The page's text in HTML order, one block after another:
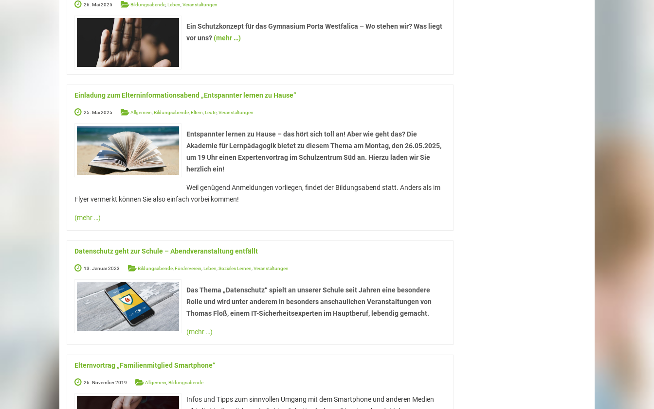
26. Mai 2025 Bildungsabende, Leben,Veranstaltungen
Ein Schutzkonzept für das Gymnasium Porta Westfalica – Wo stehen wir? Was liegt
vor uns?(mehr …)
Einladung zum Elterninformationsabend „Entspannter lernen zu Hause“
25. Mai 2025 Allgemein Bildungsabende Eltern Leute Veranstaltungen
Entspannter lernen zu Hause – das hört sich toll an! Aber wie geht das? Die
Akademie für Lernpädagogik bietet zu diesem Thema am Montag, den 26.05.2025,
um 19 Uhr einen Expertenvortrag im Schulzentrum Süd an. Hierzu laden wir Sie
herzlich ein!
Weil genügend Anmeldungen vorliegen, findet der Bildungsabend statt. Anders als im
Flyer vermerkt können Sie also einfach vorbei kommen!
(mehr …)
Datenschutz geht zur Schule – Abendveranstaltung entfällt
13. Januar 2023 Bildungsabende Förderverein Leben Soziales Lernen Veranstaltungen
Das Thema „Datenschutz“ spielt an unserer Schule seit Jahren eine besondere
Rolle und wird unter anderem in besonders anschaulichen Veranstaltungen von
Thomas Floß, einem IT-Sicherheitsexperten im Hauptberuf, lebendig gemacht.
(mehr …)
Elternvortrag „Familienmitglied Smartphone“
26. November 2019 Allgemein Bildungsabende
Infos und Tipps zum sinnvollen Umgang mit dem Smartphone und anderen Medien